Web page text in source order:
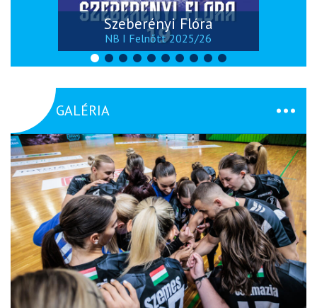
Szeberényi Flóra
NB I Felnőtt 2025/26
GALÉRIA